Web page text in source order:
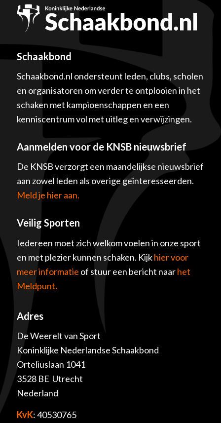
Schaakbond
Schaakbond.nl ondersteunt leden, clubs, scholen
en organisatoren om verder te ontplooien in het
schaken met kampioenschappen en een
kenniscentrum vol met uitleg en verwijzingen.
Aanmelden voor de KNSB nieuwsbrief
De KNSB verzorgt een maandelijkse nieuwsbrief
aan zowel leden als overige geïnteresseerden.
Meld je hier aan.
Veilig Sporten
Iedereen moet zich welkom voelen in onze sport
en met plezier kunnen schaken. Kijkhier voor
meer informatie of stuur een bericht naarhet
Meldpunt.
Adres
De Weerelt van Sport
Koninklijke Nederlandse Schaakbond
Orteliuslaan 1041
3528 BE Utrecht
Nederland
KvK: 40530765